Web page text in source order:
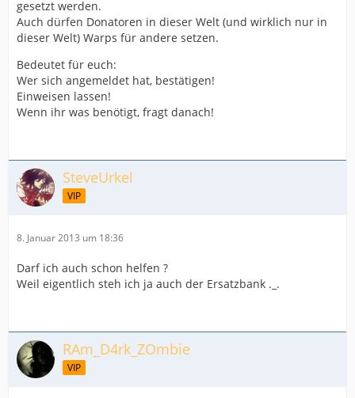
gesetzt werden.
Auch dürfen Donatoren in dieser Welt (und wirklich nur in
dieser Welt) Warps für andere setzen.
Bedeutet für euch:
Wer sich angemeldet hat, bestätigen!
Einweisen lassen!
Wenn ihr was benötigt, fragt danach!
SteveUrkel
VIP
8. Januar 2013 um 18:36
Darf ich auch schon helfen ?
Weil eigentlich steh ich ja auch der Ersatzbank ._.
RAm_D4rk_ZOmbie
VIP